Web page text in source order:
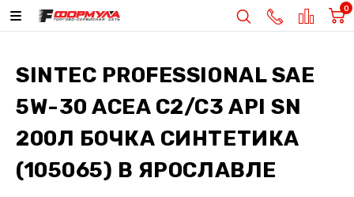
0
SINTEC PROFESSIONAL SAE
5W-30 ACEA C2/C3 API SN
200Л БОЧКА СИНТЕТИКА
(105065) В ЯРОСЛАВЛЕ